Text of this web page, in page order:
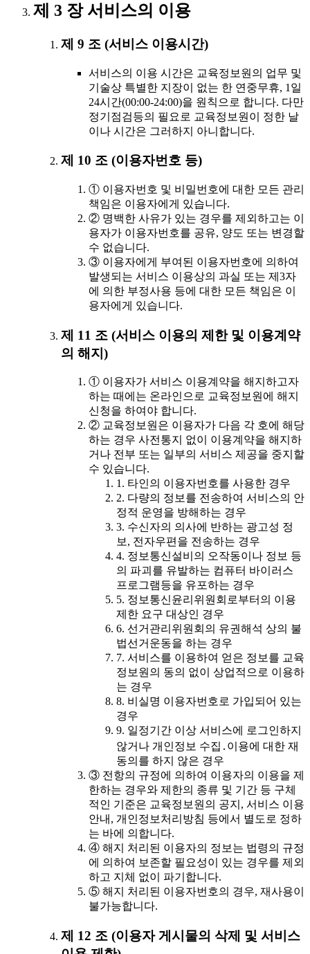
제 3 장 서비스의 이용
제 9 조 (서비스 이용시간)
서비스의 이용 시간은 교육정보원의 업무 및
기술상 특별한 지장이 없는 한 연중무휴, 1일
24시간(00:00-24:00)을 원칙으로 합니다. 다만
정기점검등의 필요로 교육정보원이 정한 날
이나 시간은 그러하지 아니합니다.
제 10 조 (이용자번호 등)
① 이용자번호 및 비밀번호에 대한 모든 관리
책임은 이용자에게 있습니다.
② 명백한 사유가 있는 경우를 제외하고는 이
용자가 이용자번호를 공유, 양도 또는 변경할
수 없습니다.
③ 이용자에게 부여된 이용자번호에 의하여
발생되는 서비스 이용상의 과실 또는 제3자
에 의한 부정사용 등에 대한 모든 책임은 이
용자에게 있습니다.
제 11 조 (서비스 이용의 제한 및 이용계약
의 해지)
① 이용자가 서비스 이용계약을 해지하고자
하는 때에는 온라인으로 교육정보원에 해지
신청을 하여야 합니다.
② 교육정보원은 이용자가 다음 각 호에 해당
하는 경우 사전통지 없이 이용계약을 해지하
거나 전부 또는 일부의 서비스 제공을 중지할
수 있습니다.
1. 타인의 이용자번호를 사용한 경우
2. 다량의 정보를 전송하여 서비스의 안
정적 운영을 방해하는 경우
3. 수신자의 의사에 반하는 광고성 정
보, 전자우편을 전송하는 경우
4. 정보통신설비의 오작동이나 정보 등
의 파괴를 유발하는 컴퓨터 바이러스
프로그램등을 유포하는 경우
5. 정보통신윤리위원회로부터의 이용
제한 요구 대상인 경우
6. 선거관리위원회의 유권해석 상의 불
법선거운동을 하는 경우
7. 서비스를 이용하여 얻은 정보를 교육
정보원의 동의 없이 상업적으로 이용하
는 경우
8. 비실명 이용자번호로 가입되어 있는
경우
9. 일정기간 이상 서비스에 로그인하지
않거나 개인정보 수집․이용에 대한 재
동의를 하지 않은 경우
③ 전항의 규정에 의하여 이용자의 이용을 제
한하는 경우와 제한의 종류 및 기간 등 구체
적인 기준은 교육정보원의 공지, 서비스 이용
안내, 개인정보처리방침 등에서 별도로 정하
는 바에 의합니다.
④ 해지 처리된 이용자의 정보는 법령의 규정
에 의하여 보존할 필요성이 있는 경우를 제외
하고 지체 없이 파기합니다.
⑤ 해지 처리된 이용자번호의 경우, 재사용이
불가능합니다.
제 12 조 (이용자 게시물의 삭제 및 서비스